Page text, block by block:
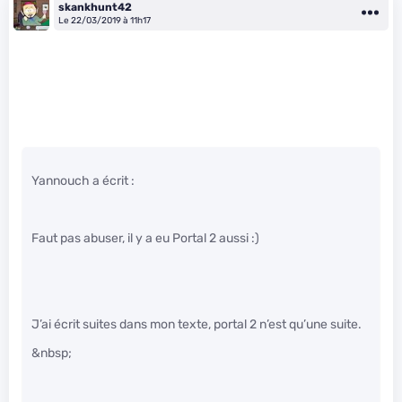
skankhunt42
Le 22/03/2019 à 11h17
Yannouch a écrit :
Faut pas abuser, il y a eu Portal 2 aussi :)
J’ai écrit suites dans mon texte, portal 2 n’est qu’une suite.
&nbsp;